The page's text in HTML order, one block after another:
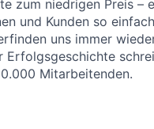
zum niedrigen Preis –
und Kunden so
uns immer
Mitarbeitenden.